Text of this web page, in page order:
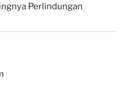
Perlindungan